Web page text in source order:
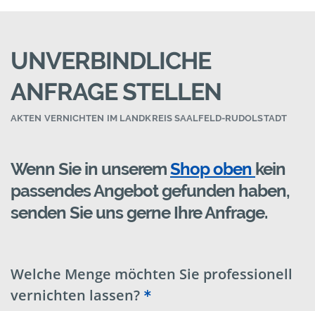
UNVERBINDLICHE
ANFRAGE STELLEN
AKTEN VERNICHTEN IM LANDKREIS SAALFELD-RUDOLSTADT
Wenn Sie in unseremShop oben kein
passendes Angebot gefunden haben,
senden Sie uns gerne Ihre Anfrage.
Welche Menge möchten Sie professionell
vernichten lassen?